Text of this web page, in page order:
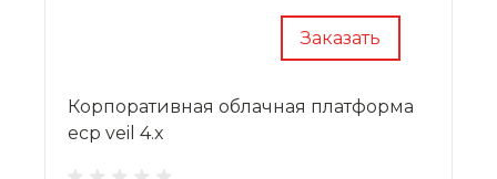
Заказать
Корпоративная облачная платформа
ecp veil 4.x